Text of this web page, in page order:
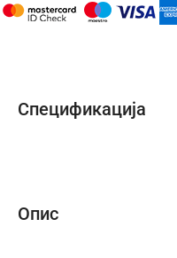
Опис
Спецификација